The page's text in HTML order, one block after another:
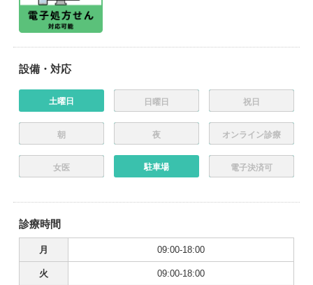
設備・対応
土曜日 日曜日 祝日
朝 夜 オンライン診療
女医 駐車場 電子決済可
診療時間
月 09:00-18:00
火 09:00-18:00